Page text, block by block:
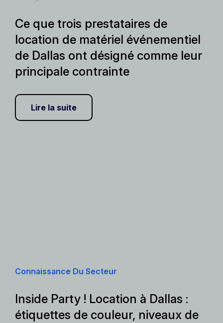
Ce que trois prestataires de
location de matériel événementiel
de Dallas ont désigné comme leur
principale contrainte
Lire la suite
Connaissance Du Secteur
Inside Party ! Location à Dallas :
étiquettes de couleur, niveaux de